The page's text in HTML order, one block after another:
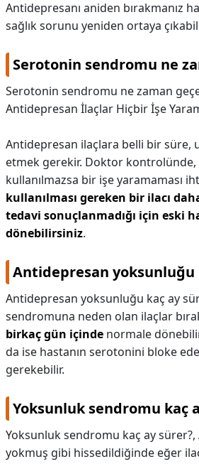
Antidepresanı aniden bırakmanız
sağlık sorunu yeniden ortaya
Serotonin sendromu ne
Serotonin sendromu ne zaman
Antidepresan İlaçlar Hiçbir İşe
Antidepresan ilaçlara belli bir süre,
etmek gerekir. Doktor
kullanılmazsa bir işe yaramaması
kullanılması gereken bir ilacı
tedavi sonuçlanmadığı için eski
dönebilirsiniz.
Antidepresan yoksunluğu
Antidepresan yoksunluğu kaç ay
sendromuna neden olan ilaçlar
birkaç gün içinde normale
da ise hastanın serotonini bloke
gerekebilir.
Yoksunluk sendromu kaç
Yoksunluk sendromu kaç ay sürer?,
yokmuş gibi hissedildiğinde eğer